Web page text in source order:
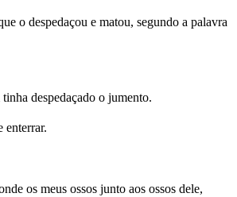
o despedaçou e matou, segundo a palavra
despedaçado o jumento.
enterrar.
os meus ossos junto aos ossos dele,